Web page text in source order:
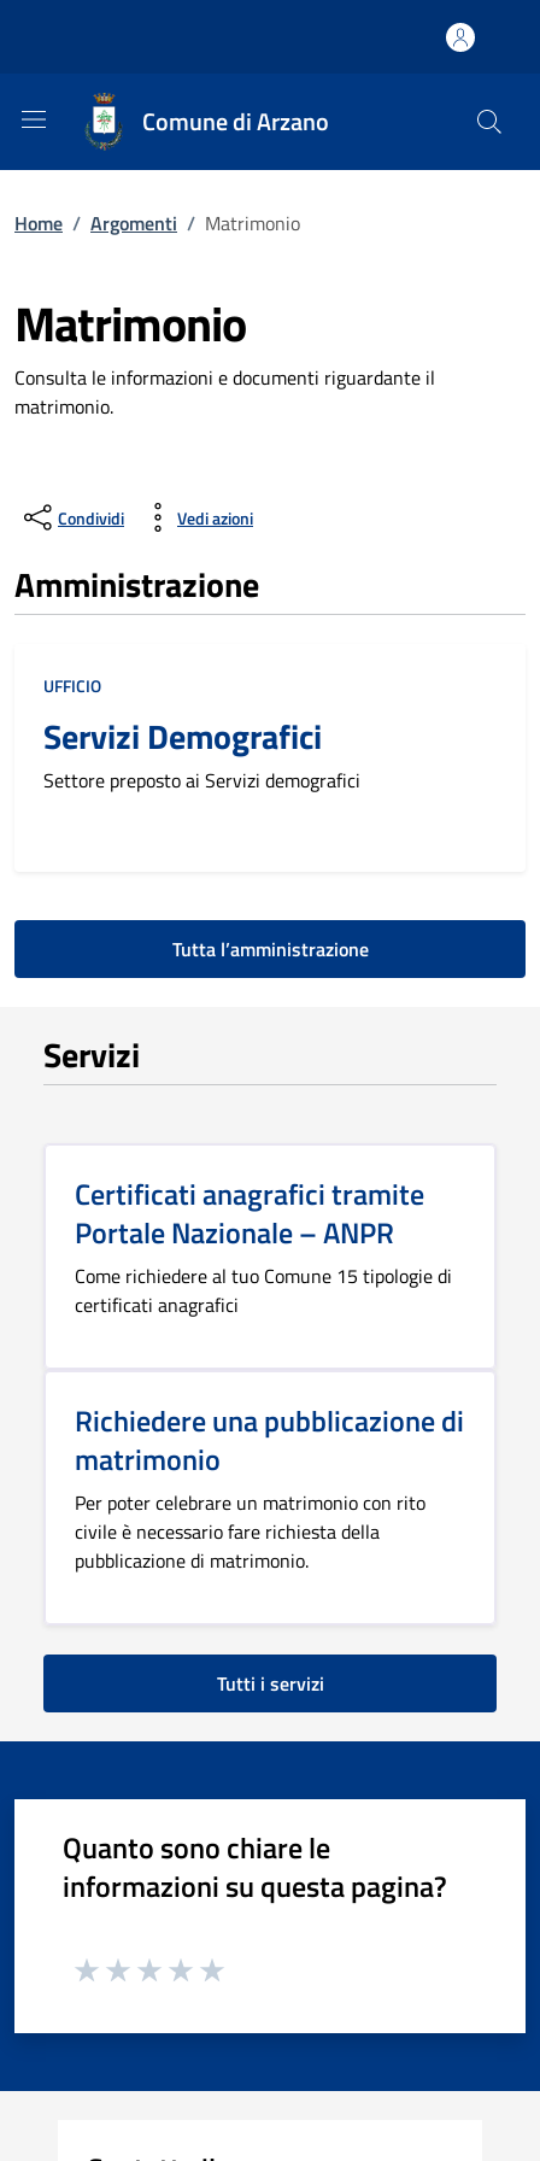
Comune di Arzano
Home / Argomenti / Matrimonio
Matrimonio
Consulta le informazioni e documenti riguardante il
matrimonio.
Condividi Vedi azioni
Amministrazione
UFFICIO
Servizi Demografici
Settore preposto ai Servizi demografici
Tutta l’amministrazione
Servizi
Certificati anagrafici tramite
Portale Nazionale – ANPR
Come richiedere al tuo Comune 15 tipologie di
certificati anagrafici
Richiedere una pubblicazione di
matrimonio
Per poter celebrare un matrimonio con rito
civile è necessario fare richiesta della
pubblicazione di matrimonio.
Tutti i servizi
Quanto sono chiare le
informazioni su questa pagina?